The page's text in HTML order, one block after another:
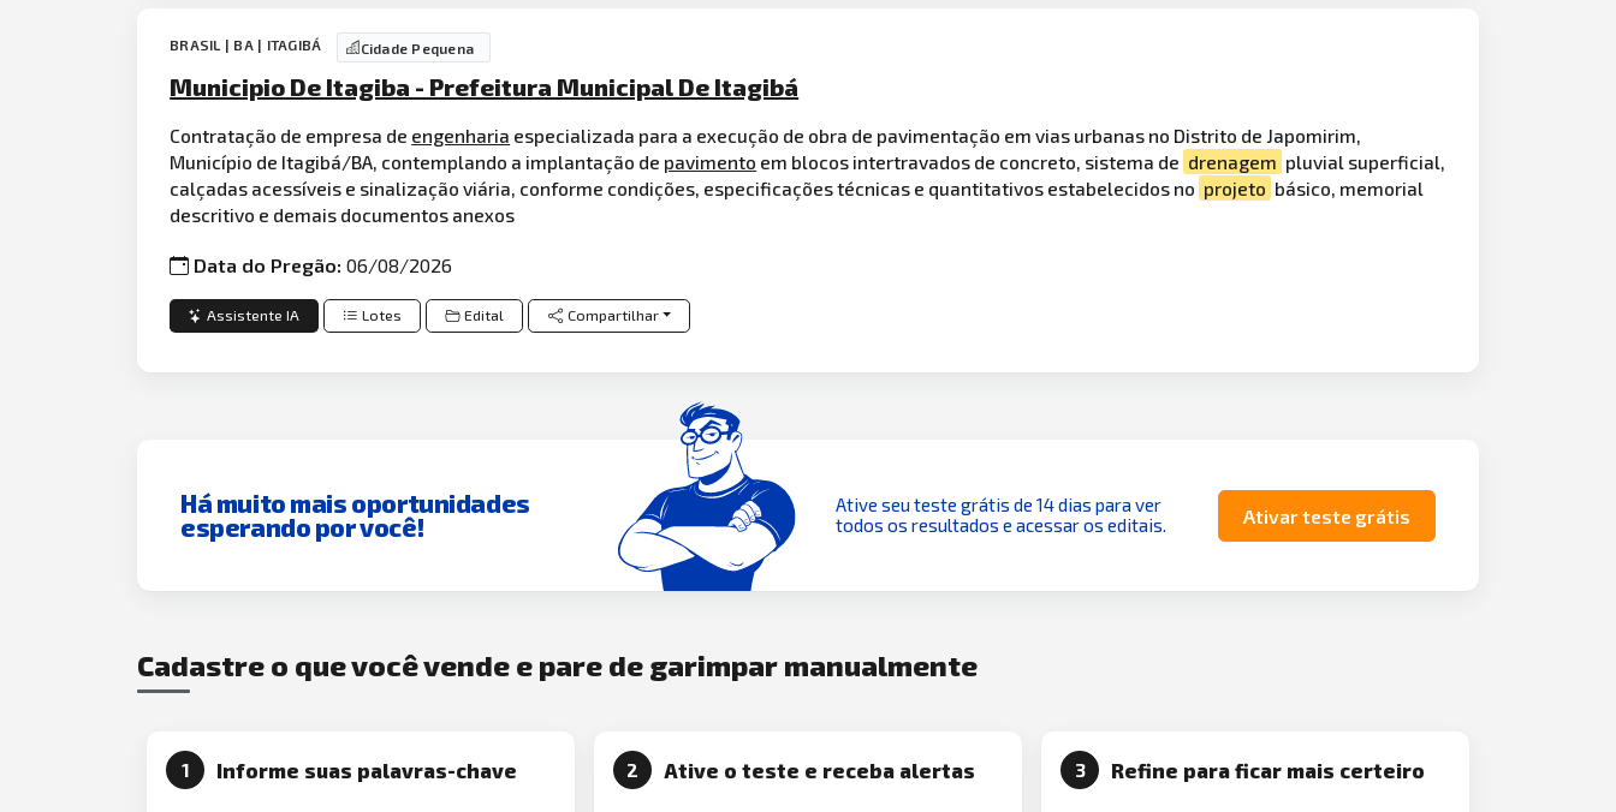
BRASIL | BA | ITAGIBÁ Cidade Pequena
Municipio De Itagiba - Prefeitura Municipal De Itagibá
Contratação de empresa de engenharia especializada para a execução de obra de pavimentação em vias urbanas no Distrito de Japomirim,
Município de Itagibá/BA, contemplando a implantação de pavimento em blocos intertravados de concreto, sistema de drenagem pluvial superficial,
calçadas acessíveis e sinalização viária, conforme condições, especificações técnicas e quantitativos estabelecidos no projeto básico, memorial
descritivo e demais documentos anexos
Data do Pregão:06/08/2026
Assistente IA Lotes Edital Compartilhar
Há muito mais oportunidades
esperando por você!
Ative seu teste grátis de 14 dias para ver
todos os resultados e acessar os editais.
Ativar teste grátis
Cadastre o que você vende e pare de garimpar manualmente
1 Informe suas palavras-chave 2 Ative o teste e receba alertas 3 Refine para ficar mais certeiro